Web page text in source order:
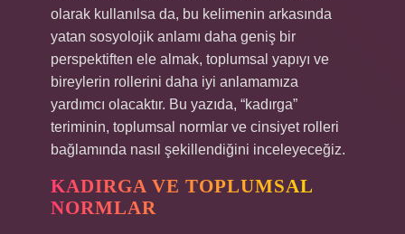
olarak kullanılsa da, bu kelimenin arkasında
yatan sosyolojik anlamı daha geniş bir
perspektiften ele almak, toplumsal yapıyı ve
bireylerin rollerini daha iyi anlamamıza
yardımcı olacaktır. Bu yazıda, “kadırga”
teriminin, toplumsal normlar ve cinsiyet rolleri
bağlamında nasıl şekillendiğini inceleyeceğiz.
KADIRGA VE TOPLUMSAL
NORMLAR